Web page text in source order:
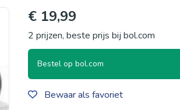
€ 19,99
2 prijzen, beste prijs bij bol.com
Bestel op bol.com
Bewaar als favoriet